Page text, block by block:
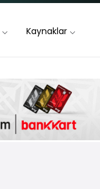
Kaynaklar